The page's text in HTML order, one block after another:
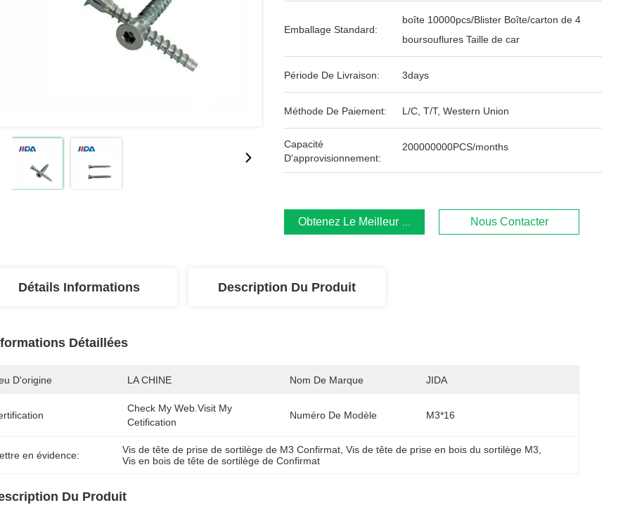
Emballage Standard:
boîte 10000pcs/Blister Boîte/carton de 4
boursouflures Taille de car
Période De Livraison: 3days
Méthode De Paiement: L/C, T/T, Western Union
Capacité
D'approvisionnement:
200000000PCS/months
Obtenez Le Meilleur Prix Nous Contacter
Détails Informations Description Du Produit
Détaillées
D'origine LA CHINE Nom De Marque JIDA
Check My Web.visit My
Cetification
Numéro De Modèle M3*16
en évidence: Vis de tête de prise de sortilège de M3 Confirmat , Vis de tête de prise en bois du sortilège M3
Vis en bois de tête de sortilège de Confirmat
Du Produit